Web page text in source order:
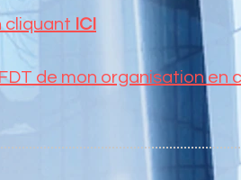
cliquant ICI
de mon organisation en